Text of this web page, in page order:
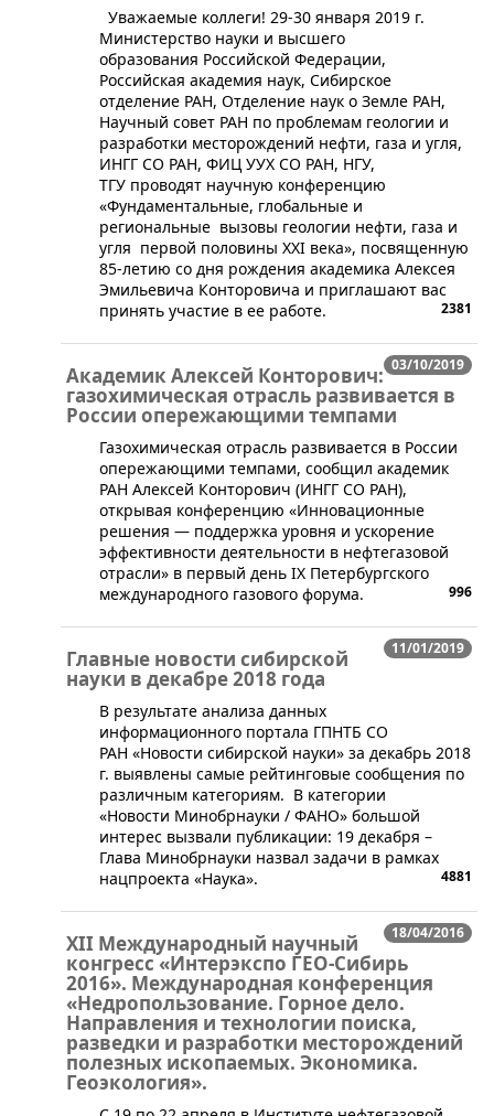
​​​ Уважаемые коллеги! 29-30 января 2019 г.
Министерство науки и высшего
образования Российской Федерации,
Российская академия наук, Сибирское
отделение РАН, Отделение наук о Земле РАН,
Научный совет РАН по проблемам геологии и
разработки месторождений нефти, газа и угля,
ИНГГ СО РАН, ФИЦ УУХ СО РАН, НГУ,
ТГУ проводят научную конференцию
«Фундаментальные, глобальные и
региональные вызовы геологии нефти, газа и
угля первой половины XXI века», посвященную
85-летию со дня рождения академика Алексея
Эмильевича Конторовича и приглашают вас
принять участие в ее работе.
2381
03/10/2019
Академик Алексей Конторович:
газохимическая отрасль развивается в
России опережающими темпами
​Газохимическая отрасль развивается в России
опережающими темпами, сообщил академик
РАН Алексей Конторович (ИНГГ СО РАН),
открывая конференцию «Инновационные
решения — поддержка уровня и ускорение
эффективности деятельности в нефтегазовой
отрасли» в первый день IX Петербургского
международного газового форума.
996
11/01/2019
Главные новости сибирской
науки в декабре 2018 года
В результате анализа данных
информационного портала ГПНТБ СО
РАН «Новости сибирской науки» за декабрь 2018
г. выявлены самые рейтинговые сообщения по
различным категориям. В категории
«Новости Минобрнауки / ФАНО» большой
интерес вызвали публикации: 19 декабря –
Глава Минобрнауки назвал задачи в рамках
нацпроекта «Наука».
4881
18/04/2016
XII Международный научный
конгресс «Интерэкспо ГЕО-Сибирь
2016». Международная конференция
«Недропользование. Горное дело.
Направления и технологии поиска,
разведки и разработки месторождений
полезных ископаемых. Экономика.
Геоэкология».